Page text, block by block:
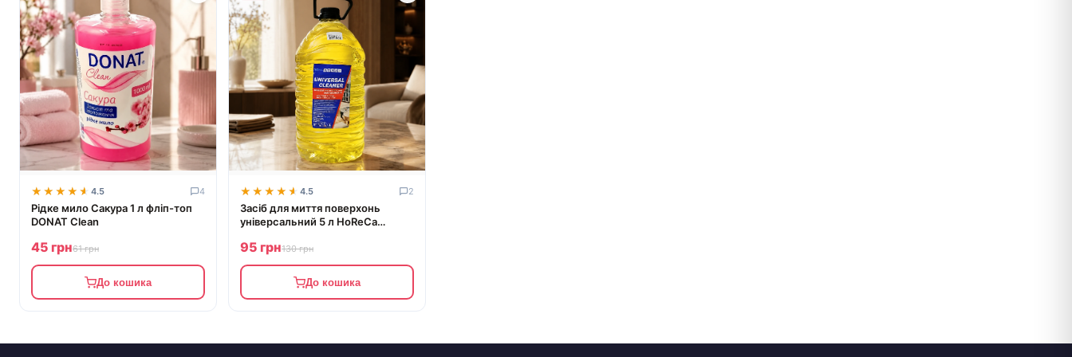
★★★★★
★★★★★ 4.5 4
Рідке мило Сакура 1 л фліп-топ
DONAT Clean
45 грн61 грн
До кошика
★★★★★
★★★★★ 4.5 2
Засіб для миття поверхонь
універсальний 5 л HoReCa
95 грн130 грн
До кошика